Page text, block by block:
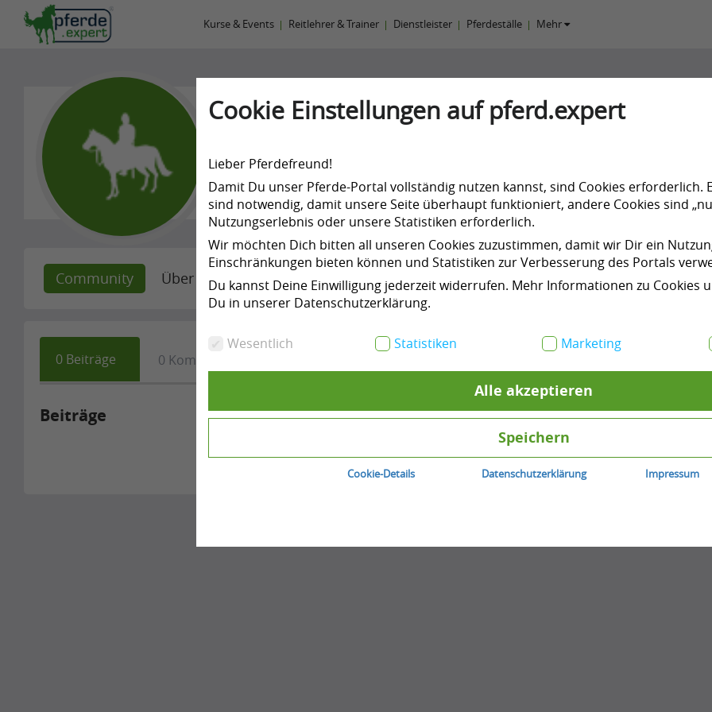
Cookie Einstellungen auf pferd.expert
Lieber Pferdefreund!
Damit Du unser Pferde-Portal vollständig nutzen kannst, sind Cookies erforderlich.
sind notwendig, damit unsere Seite überhaupt funktioniert, andere Cookies sind
Nutzungserlebnis oder unsere Statistiken erforderlich.
Wir möchten Dich bitten all unseren Cookies zuzustimmen, damit wir Dir ein
Einschränkungen bieten können und Statistiken zur Verbesserung des Portals
Du kannst Deine Einwilligung jederzeit widerrufen. Mehr Informationen zu Cookies
Du in unserer Datenschutzerklärung.
Wesentlich Statistiken Marketing
Alle akzeptieren
Speichern
Cookie-Details Datenschutzerklärung Impressum
Kurse & Events Reitlehrer & Trainer Dienstleister Pferdeställe Mehr
-
Community Über mich Empfehlungen Kurse & Events Meine Products
0 Beiträge 0 Kommentare
Beiträge